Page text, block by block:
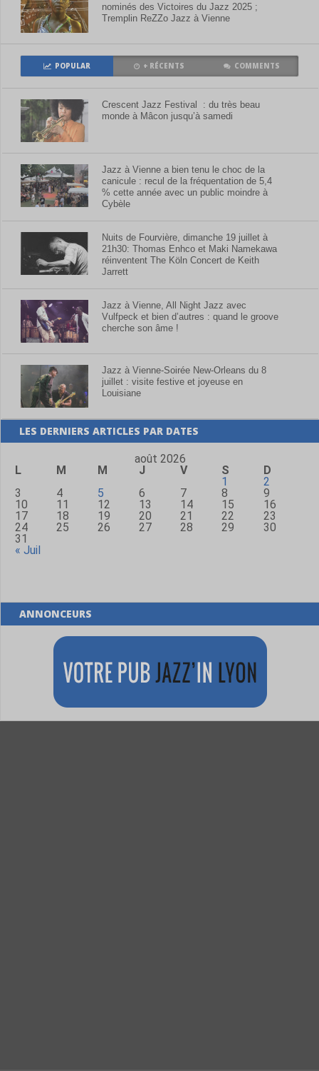
nominés des Victoires du Jazz 2025 ;
Tremplin ReZZo Jazz à Vienne
POPULAR + RÉCENTS COMMENTS
Crescent Jazz Festival : du très beau
monde à Mâcon jusqu’à samedi
Jazz à Vienne a bien tenu le choc de la
canicule : recul de la fréquentation de 5,4
% cette année avec un public moindre à
Cybèle
Nuits de Fourvière, dimanche 19 juillet à
21h30: Thomas Enhco et Maki Namekawa
réinventent The Köln Concert de Keith
Jarrett
Jazz à Vienne, All Night Jazz avec
Vulfpeck et bien d’autres : quand le groove
cherche son âme !
Jazz à Vienne-Soirée New-Orleans du 8
juillet : visite festive et joyeuse en
Louisiane
LES DERNIERS ARTICLES PAR DATES
août 2026
L
M M J V S
D
1
2
3
4 5 6 7 8
9
10
11 12 13 14 15
16
17
18 19 20 21 22
23
24
25 26 27 28 29
30
31
« Juil
ANNONCEURS